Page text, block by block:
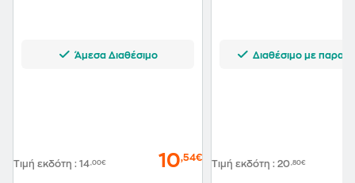
Άμεσα Διαθέσιμο
Τιμή εκδότη : 14,00€ 10,54€
Διαθέσιμο με
Τιμή εκδότη : 20,80€